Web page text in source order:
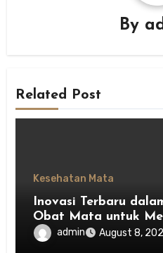
By
Related Post
Kesehatan Mata
Inovasi Terbaru
Obat Mata untuk
Mataadmin August 8,